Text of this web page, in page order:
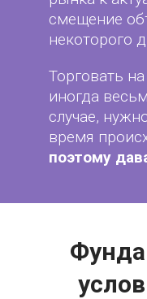
смещение
некоторого
Торговать
иногда
случае,
время
поэтому